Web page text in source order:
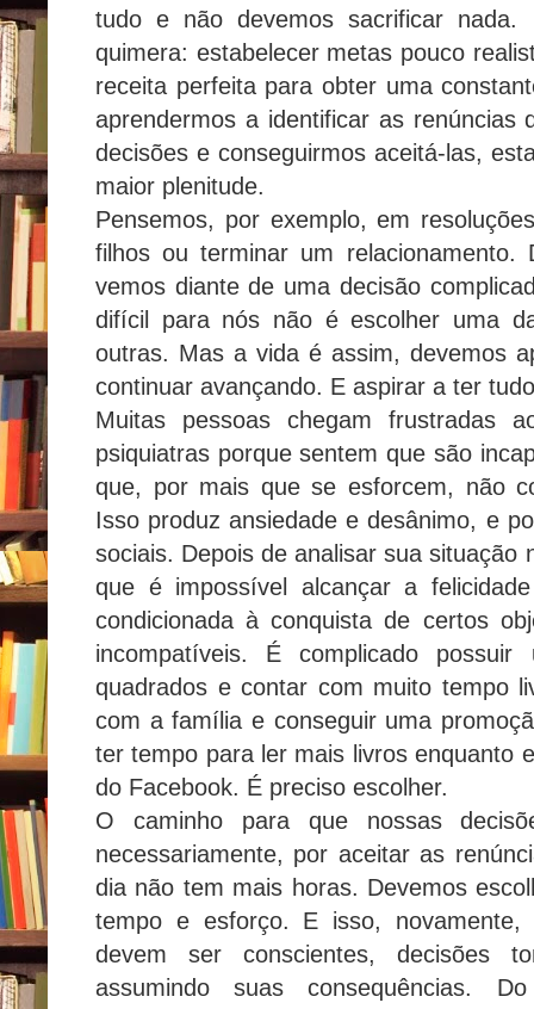
tudo e não devemos sacrificar
quimera: estabelecer metas pouco
receita perfeita para obter uma
aprendermos a identificar as renúncias
decisões e conseguirmos aceitá-las,
maior plenitude.
Pensemos, por exemplo, em
filhos ou terminar um relacionamento.
vemos diante de uma decisão
difícil para nós não é escolher uma
outras. Mas a vida é assim, devemos
continuar avançando. E aspirar a ter
Muitas pessoas chegam frustradas
psiquiatras porque sentem que são
que, por mais que se esforcem, não
Isso produz ansiedade e desânimo, e
sociais. Depois de analisar sua situação
que é impossível alcançar a
condicionada à conquista de certos
incompatíveis. É complicado
quadrados e contar com muito tempo
com a família e conseguir uma
ter tempo para ler mais livros enquanto
do Facebook. É preciso escolher.
O caminho para que nossas
necessariamente, por aceitar as
dia não tem mais horas. Devemos
tempo e esforço. E isso, novamente,
devem ser conscientes, decisões
assumindo suas consequências.